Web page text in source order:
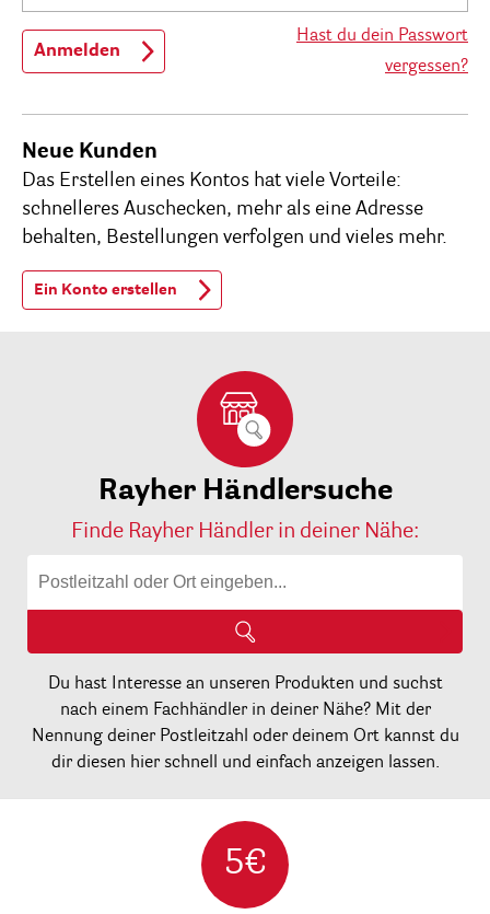
Anmelden
Hast du dein Passwort
vergessen?
Neue Kunden
Das Erstellen eines Kontos hat viele Vorteile:
schnelleres Auschecken, mehr als eine Adresse
behalten, Bestellungen verfolgen und vieles mehr.
Ein Konto erstellen
Rayher Händlersuche
Finde Rayher Händler in deiner Nähe:
Du hast Interesse an unseren Produkten und suchst
nach einem Fachhändler in deiner Nähe? Mit der
Nennung deiner Postleitzahl oder deinem Ort kannst du
dir diesen hier schnell und einfach anzeigen lassen.
5€